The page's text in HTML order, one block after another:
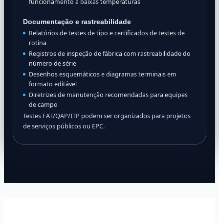
Documentação e rastreabilidade
Relatórios de testes de tipo e certificados de testes de
rotina
Registros de inspeção de fábrica com rastreabilidade do
número de série
Desenhos esquemáticos e diagramas terminais em
formato editável
Diretrizes de manutenção recomendadas para equipes
de campo
Testes FAT/QAP/ITP podem ser organizados para projetos
de serviços públicos ou EPC.